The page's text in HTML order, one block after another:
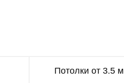
Потолки от 3.5 м